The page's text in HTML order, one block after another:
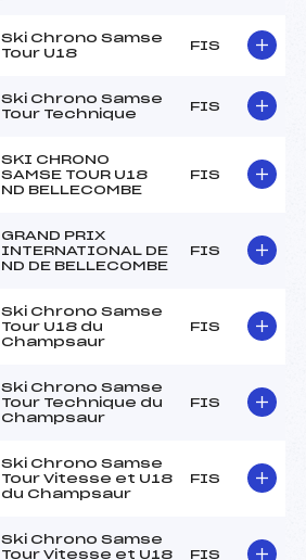
Ski Chrono Samse
Tour U18
FIS
Ski Chrono Samse
Tour Technique
FIS
SKI CHRONO
SAMSE TOUR U18
ND BELLECOMBE
FIS
GRAND PRIX
INTERNATIONAL DE
ND DE BELLECOMBE
FIS
Ski Chrono Samse
Tour U18 du
Champsaur
FIS
Ski Chrono Samse
Tour Technique du
Champsaur
FIS
Ski Chrono Samse
Tour Vitesse et U18
du Champsaur
FIS
Ski Chrono Samse
Tour Vitesse et U18
FIS